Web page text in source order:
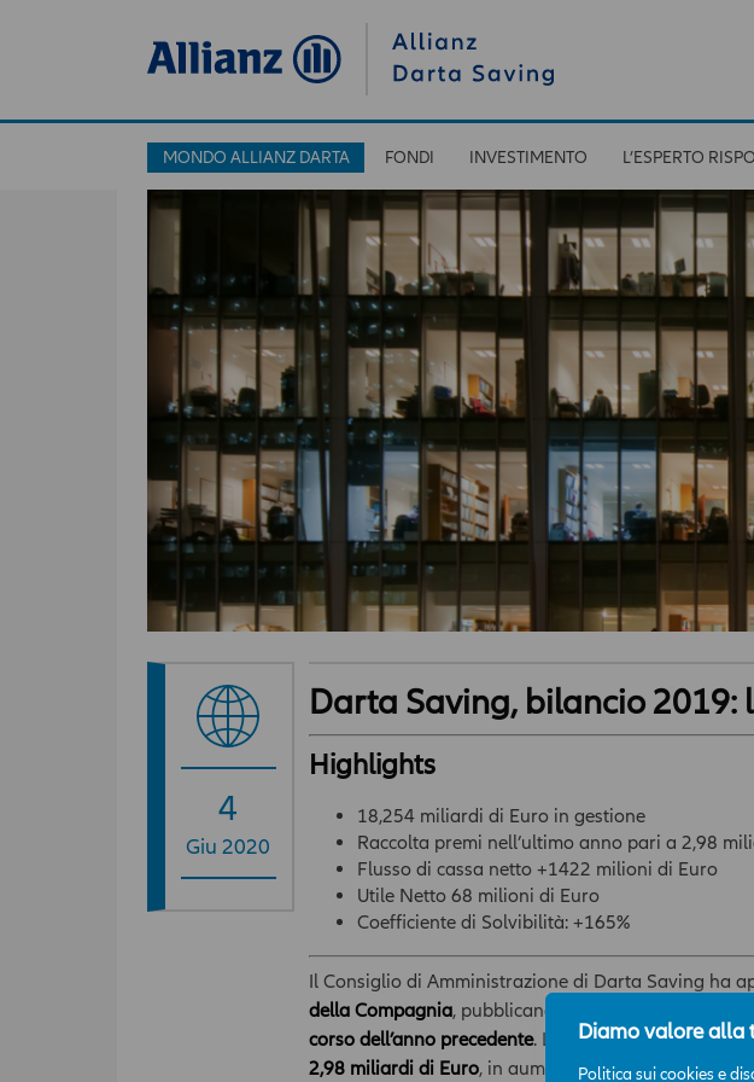
Diamo valore alla
Politica sui cookies e
MONDO ALLIANZ DARTA FONDI INVESTIMENTO L’ESPERTO
4
Giu 2020
Darta Saving, bilancio 2019:
Highlights
18,254 miliardi di Euro in gestione
Raccolta premi nell’ultimo anno pari a 2,98
Flusso di cassa netto +1422 milioni di Euro
Utile Netto 68 milioni di Euro
Coefficiente di Solvibilità: +165%
Il Consiglio di Amministrazione di Darta Saving ha
della Compagnia, pubblicando
corso dell’anno precedente. La Compagnia ha infatti
2,98 miliardi di Euro, in aumento rispetto ai risultati